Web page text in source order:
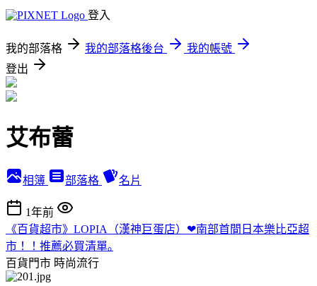
登入
我的部落格 我的部落格後台
我的帳號
登出
艾布蕾
相簿 部落格 名片
1年前
《百貨超市》LOPIA（漢神巨蛋店）❤南部首間日本樂比亞超
市！！推薦必買清單｡
百貨門市 時尚流行